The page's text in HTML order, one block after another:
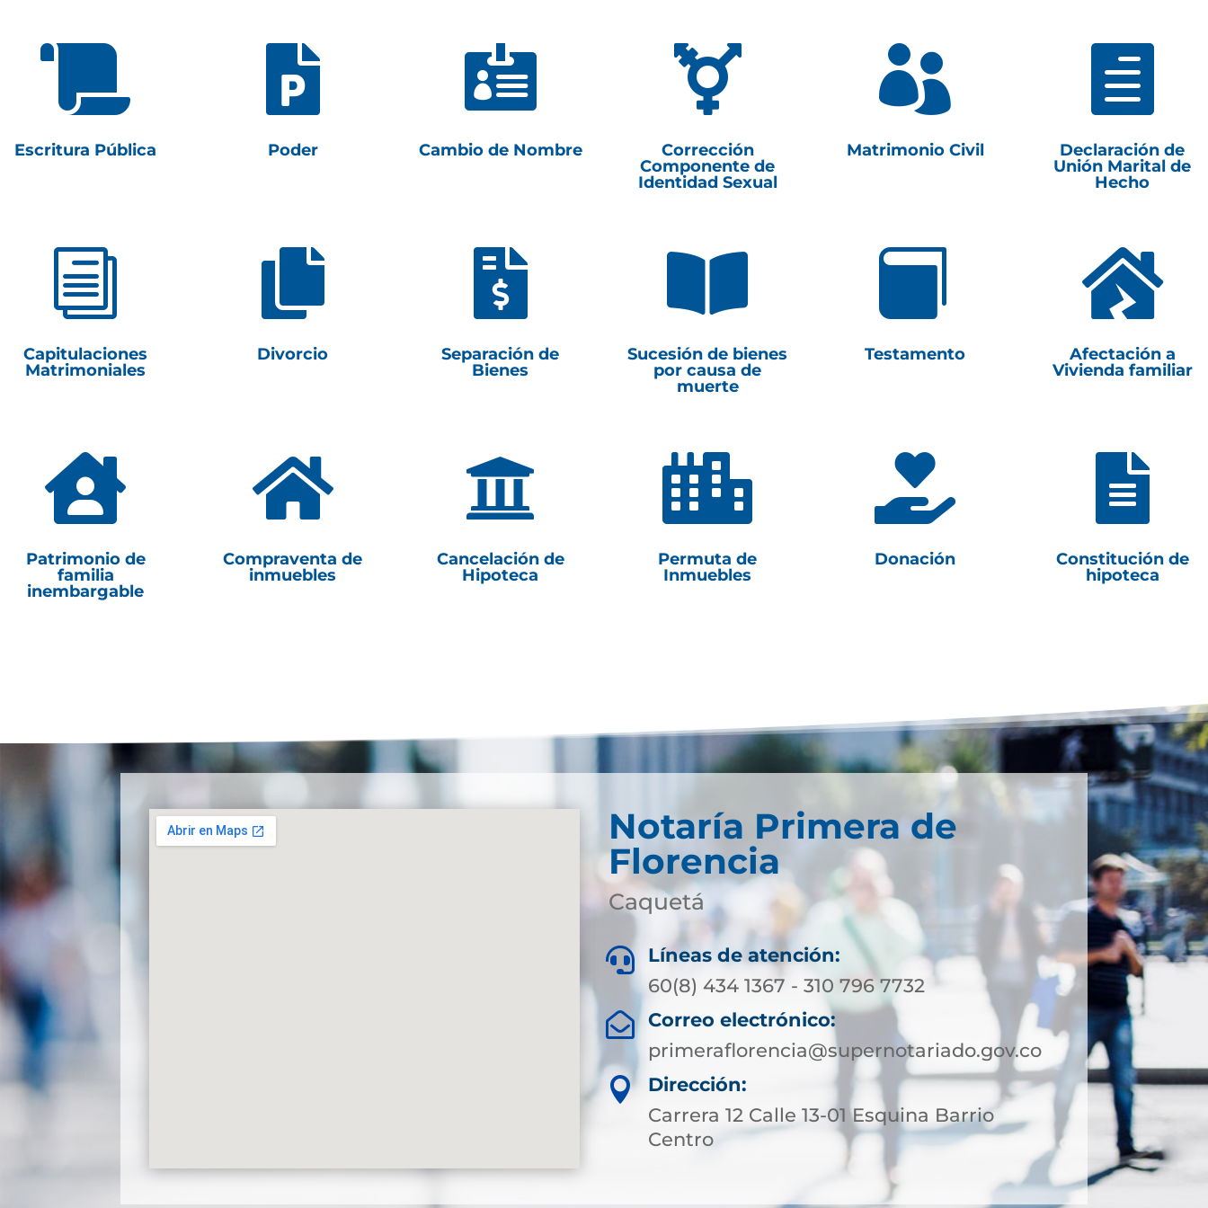

Escritura Pública

Poder

Cambio de Nombre

Corrección
Componente de
Identidad Sexual

Matrimonio Civil

Declaración de
Unión Marital de
Hecho
i
Capitulaciones
Matrimoniales

Divorcio

Separación de
Bienes

Sucesión de bienes
por causa de
muerte

Testamento

Afectación a
Vivienda familiar

Patrimonio de
familia
inembargable

Compraventa de
inmuebles

Cancelación de
Hipoteca

Permuta de
Inmuebles

Donación

Constitución de
hipoteca
Notaría Primera de
Florencia
Caquetá

Líneas de atención:
60(8) 434 1367 - 310 796 7732

Correo electrónico:
primeraflorencia@supernotariado.gov.co

Dirección:
Carrera 12 Calle 13-01 Esquina Barrio
Centro